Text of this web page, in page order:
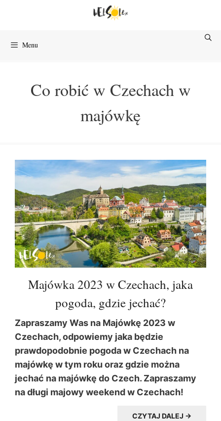
Menu
Co robić w Czechach w
majówkę
Majówka 2023 w Czechach, jaka
pogoda, gdzie jechać?
Zapraszamy Was na Majówkę 2023 w
Czechach, odpowiemy jaka będzie
prawdopodobnie pogoda w Czechach na
majówkę w tym roku oraz gdzie można
jechać na majówkę do Czech. Zapraszamy
na długi majowy weekend w Czechach!
CZYTAJ DALEJ →